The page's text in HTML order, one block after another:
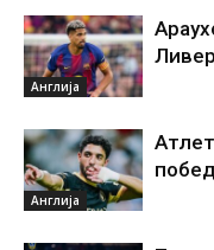
Англија
Англија